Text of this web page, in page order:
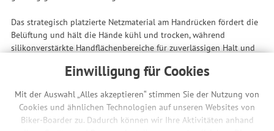
Einwilligung für Cookies
Mit der Auswahl „Alles akzeptieren“ stimmen Sie der Nutzung von
Cookies und ähnlichen Technologien auf unseren Websites von
Biker-Boarder zu. Dadurch können wir Ihre Aktivitäten anhand
Das strategisch platzierte Netzmaterial am Handrücken fördert die
Belüftung und hält die Hände kühl und trocken, während
silikonverstärkte Handflächenbereiche für zuverlässigen Halt und
verstellbaren Sitz, der auf deine Vorlieben zugeschnitten ist, und
Schweiß schnell aus dem Gesicht zu wischen oder die Brille zu
reinigen. Diese Handschuhe sind so konzipiert, dass sie Kilometer
für Kilometer für ein gepolstertes, komfortables Fahrgefühl sorgen.